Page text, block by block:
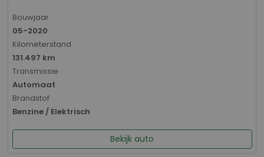
Bouwjaar
05-2020
Kilometerstand
131.497 km
Transmissie
Automaat
Brandstof
Benzine / Elektrisch
Bekijk auto